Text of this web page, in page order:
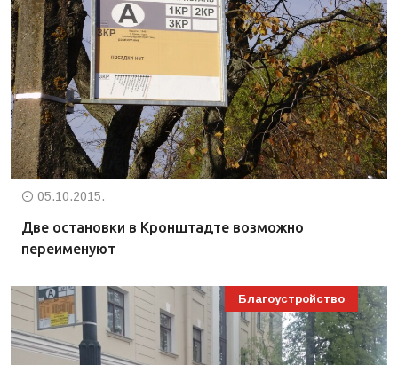
05.10.2015.
Две остановки в Кронштадте возможно
переименуют
Благоустройство